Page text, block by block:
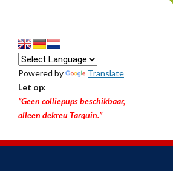
Powered by
Translate
Let op:
“Geen colliepups beschikbaar,
alleen dekreu Tarquin.”